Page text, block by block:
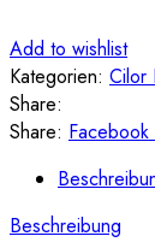
Add to wishlist
Kategorien: Cilor
Share:
Share: Facebook
Beschreibung